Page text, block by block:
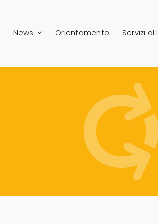
News Orientamento Servizi al